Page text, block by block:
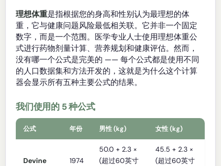
理想体重是指根据您的身高和性别认为最理想的体
重，它与健康问题风险最低相关联。它并非一个固定
数字，而是一个范围。医学专业人士使用理想体重公
式进行药物剂量计算、营养规划和健康评估。然而，
没有哪一个公式是完美的 —— 每个公式都是使用不同
的人口数据集和方法开发的，这就是为什么这个计算
器会显示所有五种主要公式的结果。
我们使用的 5 种公式
公式 年份 男性 (kg) 女性 (kg)
Devine 1974
50.0 + 2.3 ×
(超过60英寸
45.5 + 2.3 ×
(超过60英寸